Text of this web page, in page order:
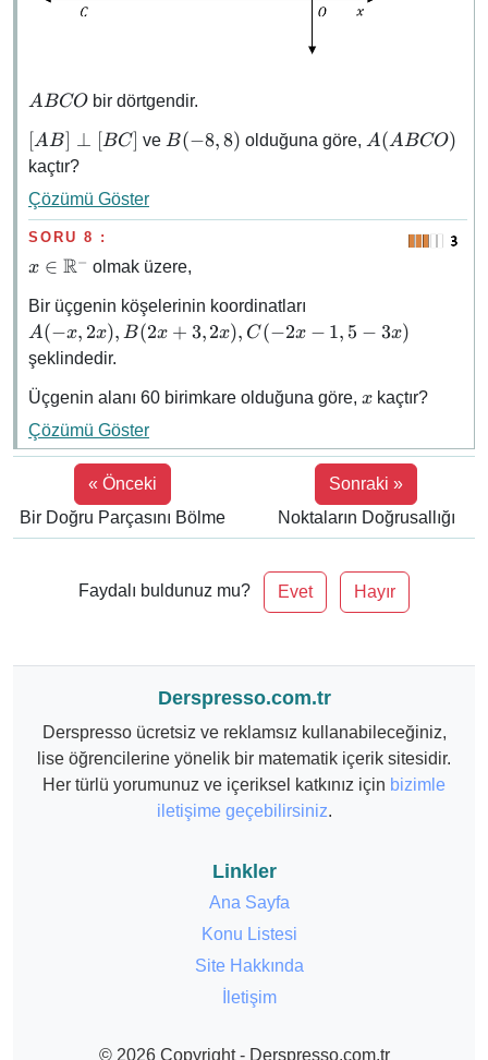
ABCO
ABCO bir dörtgendir.
[AB]
\perp
[AB] ⊥ [BC] ve B(-8,
B(−8,8) olduğuna göre, A(ABCO)
A(ABCO)
kaçtır?
Çözümü Göster
SORU 8 :
x \in
x ∈ R− olmak üzere,
Bir üçgenin köşelerinin koordinatları
2x),
2x),
- 1, 5
- 3x)
A(−x, 2x), B(2x + 3,2x), C(−2x − 1, 5 − 3x)
şeklindedir.
Üçgenin alanı 60 birimkare olduğuna göre, x
x kaçtır?
Çözümü Göster
« Önceki
Bir Doğru Parçasını Bölme
Sonraki »
Noktaların Doğrusallığı
Faydalı buldunuz mu? Evet Hayır
Derspresso.com.tr
Derspresso ücretsiz ve reklamsız kullanabileceğiniz,
lise öğrencilerine yönelik bir matematik içerik sitesidir.
Her türlü yorumunuz ve içeriksel katkınız için bizimle
iletişime geçebilirsiniz.
Linkler
Ana Sayfa
Konu Listesi
Site Hakkında
İletişim
© 2026 Copyright - Derspresso.com.tr